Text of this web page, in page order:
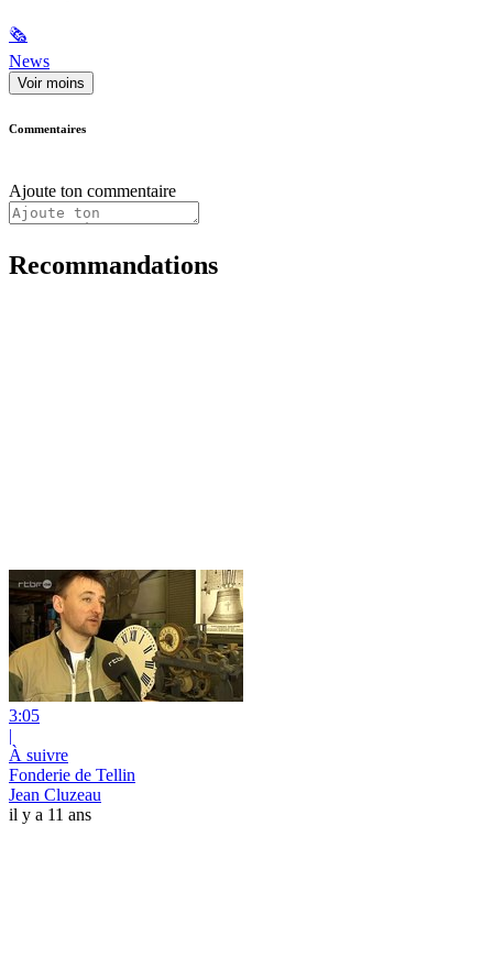
🗞
News
Voir moins
Commentaires
Ajoute ton commentaire
Recommandations
3:05
|
À suivre
Fonderie de Tellin
Jean Cluzeau
il y a 11 ans